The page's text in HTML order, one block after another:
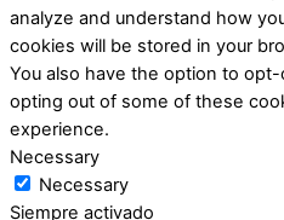
analyze and understand how
cookies will be stored in your
You also have the option to
opting out of some of these
experience.
Necessary
Necessary
Siempre activado